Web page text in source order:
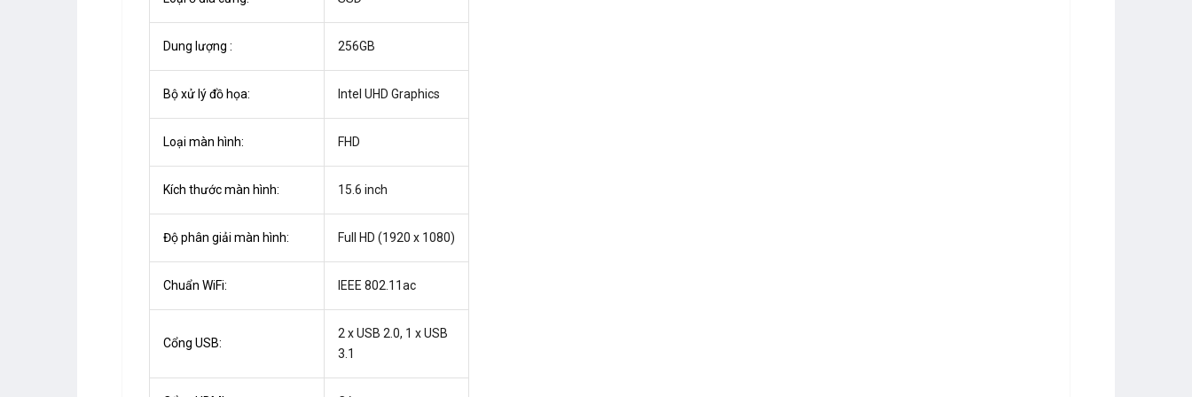
Dung lượng : 256GB
Bộ xử lý đồ họa: Intel UHD Graphics
Loại màn hình: FHD
Kích thước màn hình: 15.6 inch
Độ phân giải màn hình: Full HD (1920 x 1080)
Chuẩn WiFi: IEEE 802.11ac
Cổng USB:
2 x USB 2.0, 1 x USB
3.1